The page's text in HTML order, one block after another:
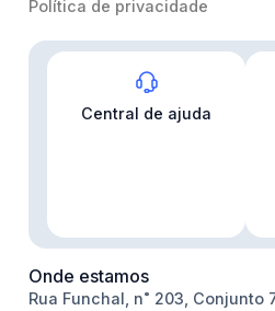
Política de privacidade
Central de ajuda
Onde estamos
Rua Funchal, n˚ 203, Conjunto